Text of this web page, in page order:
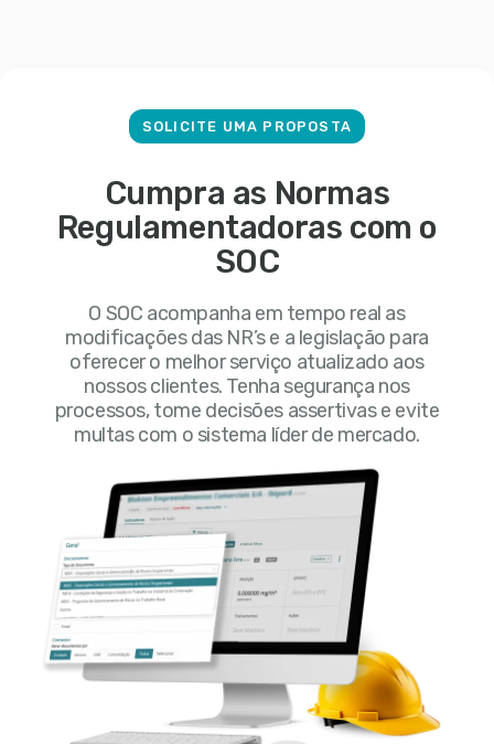
SOLICITE UMA PROPOSTA
Cumpra as Normas
Regulamentadoras com o
SOC
O SOC acompanha em tempo real as
modificações das NR’s e a legislação para
oferecer o melhor serviço atualizado aos
nossos clientes. Tenha segurança nos
processos, tome decisões assertivas e evite
multas com o sistema líder de mercado.